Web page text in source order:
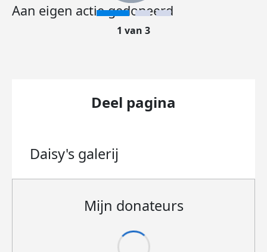
Aan eigen actie gedoneerd
1 van 3
Deel pagina
Daisy's galerij
Mijn donateurs